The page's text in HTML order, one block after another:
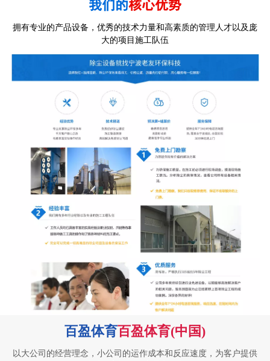
我们的核心优势
拥有专业的产品设备，优秀的技术力量和高素质的管理人才以及庞
大的项目施工队伍
百盈体育百盈体育(中国)
以大公司的经营理念，小公司的运作成本和反应速度，为客户提供